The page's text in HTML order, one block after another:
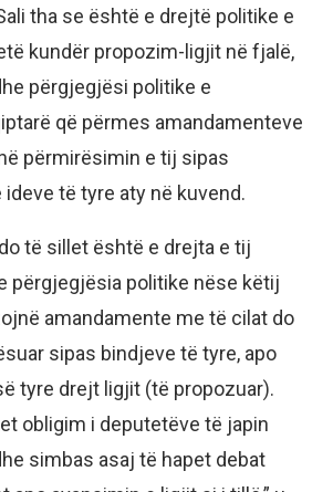
tha se është e drejtë politike e
kundër propozim-ligjit në fjalë,
përgjegjësi politike e
që përmes amandamenteve
përmirësimin e tij sipas
të tyre aty në kuvend.
të sillet është e drejta e tij
përgjegjësia politike nëse këtij
amandamente me të cilat do
sipas bindjeve të tyre, apo
tyre drejt ligjit (të propozuar).
obligim i deputetëve të japin
simbas asaj të hapet debat